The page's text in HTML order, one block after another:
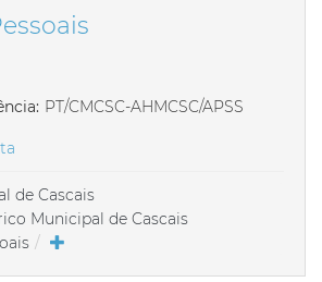
PT/CMCSC-AHMCSC/APSS
de Cascais
Municipal de Cascais